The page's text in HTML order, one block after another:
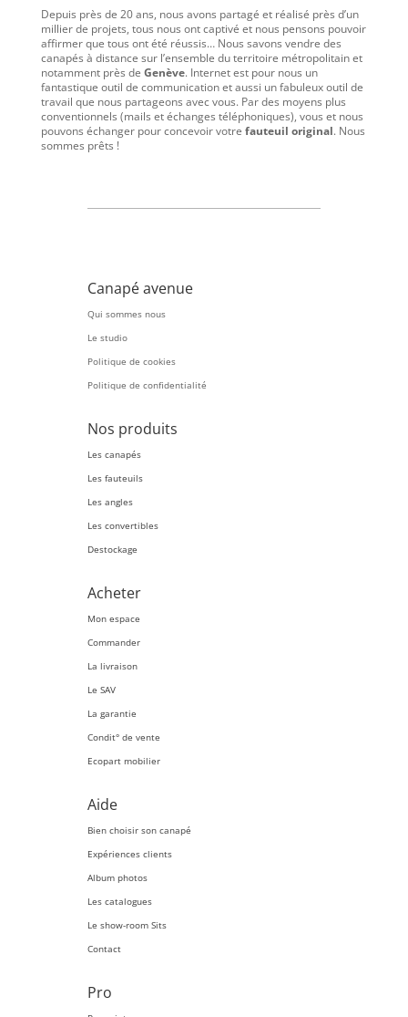
Depuis près de 20 ans, nous avons partagé et réalisé près d’un
millier de projets, tous nous ont captivé et nous pensons pouvoir
affirmer que tous ont été réussis… Nous savons vendre des
canapés à distance sur l’ensemble du territoire métropolitain et
notamment près de Genève. Internet est pour nous un
fantastique outil de communication et aussi un fabuleux outil de
travail que nous partageons avec vous. Par des moyens plus
conventionnels (mails et échanges téléphoniques), vous et nous
pouvons échanger pour concevoir votre fauteuil original. Nous
sommes prêts !
Canapé avenue
Qui sommes nous
Le studio
Politique de cookies
Politique de confidentialité
Nos produits
Les canapés
Les fauteuils
Les angles
Les convertibles
Destockage
Acheter
Mon espace
Commander
La livraison
Le SAV
La garantie
Condit° de vente
Ecopart mobilier
Aide
Bien choisir son canapé
Expériences clients
Album photos
Les catalogues
Le show-room Sits
Contact
Pro